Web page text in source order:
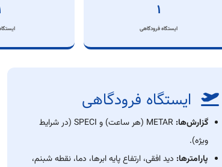
۱
ایستگاه فرودگاهی
ایستگاه فرودگاهی
گزارش‌ها:
METAR (هر ساعت) و SPECI (در شرایط
ویژه).
پارامترها: دید افقی، ارتفاع پایه ابرها، دما، نقطه شبنم،